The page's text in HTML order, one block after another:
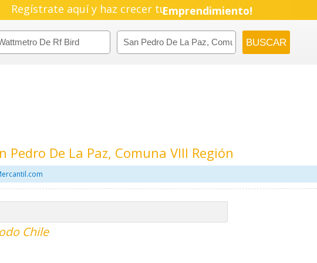
Regístrate aquí y haz crecer tuEmprendimiento!
De La Paz, Comuna VIII Región
Chile